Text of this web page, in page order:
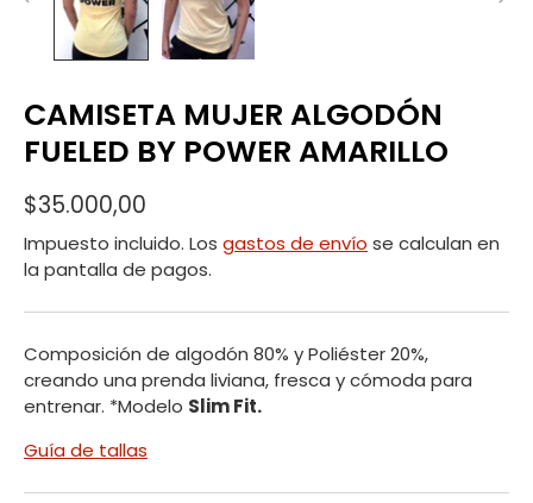
CAMISETA MUJER ALGODÓN
FUELED BY POWER AMARILLO
$35.000,00
Impuesto incluido. Los gastos de envío se calculan en
la pantalla de pagos.
Composición de algodón 80% y Poliéster 20%,
creando una prenda liviana, fresca y cómoda para
entrenar. *Modelo Slim Fit.
Guía de tallas